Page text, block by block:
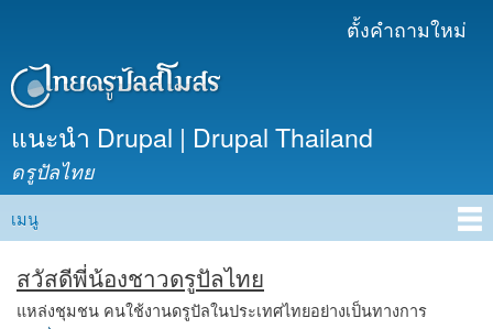
เนื้อหา
ตั้งคำถามใหม่
แนะนำ Drupal | Drupal Thailand
ดรูปัลไทย
Main menu
เมนู
สวัสดีพี่น้องชาวดรูปัลไทย
แหล่งชุมชน คนใช้งานดรูปัลในประเทศไทยอย่างเป็นทางการ